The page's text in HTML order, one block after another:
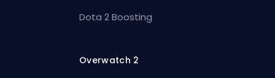
Dota 2 Boosting
Overwatch 2